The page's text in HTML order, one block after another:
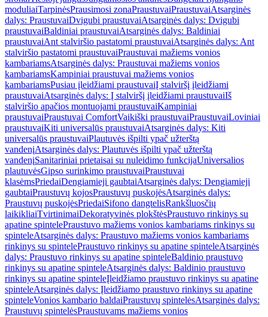
moduliaiTarpinėsPrausimosi zonaPraustuvaiPraustuvaiAtsarginės
dalys: PraustuvaiDvigubi praustuvaiAtsarginės dalys: Dvigubi
praustuvaiBaldiniai praustuvaiAtsarginės dalys: Baldiniai
praustuvaiAnt stalviršio pastatomi praustuvaiAtsarginės dalys: Ant
stalviršio pastatomi praustuvaiPraustuvai mažiems vonios
kambariamsAtsarginės dalys: Praustuvai mažiems vonios
kambariamsKampiniai praustuvai mažiems vonios
kambariamsPusiau įleidžiami praustuvaiĮ stalviršį įleidžiami
praustuvaiAtsarginės dalys: Į stalviršį įleidžiami praustuvaiIš
stalviršio apačios montuojami praustuvaiKampiniai
praustuvaiPraustuvai ComfortVaikiški praustuvaiPraustuvaiLoviniai
praustuvaiKiti universalūs praustuvaiAtsarginės dalys: Kiti
universalūs praustuvaiPlautuvės išpilti ypač užterštą
vandenįAtsarginės dalys: Plautuvės išpilti ypač užterštą
vandenįSanitariniai prietaisai su nuleidimo funkcijaUniversalios
plautuvėsGipso surinkimo praustuvaiPraustuvai
klasėmsPriedaiDengiamieji gaubtaiAtsarginės dalys: Dengiamieji
gaubtaiPraustuvų kojosPraustuvų puskojėsAtsarginės dalys:
Praustuvų puskojėsPriedaiSifono dangtelisRankšluosčių
laikikliaiTvirtinimaiDekoratyvinės plokštėsPraustuvo rinkinys su
apatine spintelePraustuvo mažiems vonios kambariams rinkinys su
spinteleAtsarginės dalys: Praustuvo mažiems vonios kambariams
rinkinys su spintelePraustuvo rinkinys su apatine spinteleAtsarginės
dalys: Praustuvo rinkinys su apatine spinteleBaldinio praustuvo
rinkinys su apatine spinteleAtsarginės dalys: Baldinio praustuvo
rinkinys su apatine spinteleĮleidžiamo praustuvo rinkinys su apatine
spinteleAtsarginės dalys: Įleidžiamo praustuvo rinkinys su apatine
spinteleVonios kambario baldaiPraustuvų spintelėsAtsarginės dalys:
Praustuvų spintelėsPraustuvams mažiems vonios